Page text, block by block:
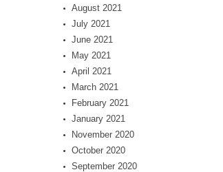
August 2021
July 2021
June 2021
May 2021
April 2021
March 2021
February 2021
January 2021
November 2020
October 2020
September 2020